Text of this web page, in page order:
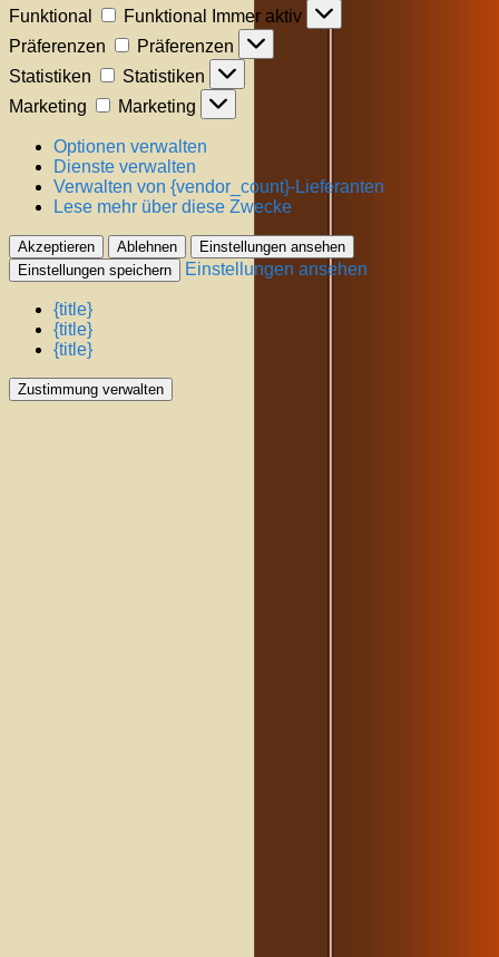
Funktional
Funktional
Immer aktiv
Präferenzen
Präferenzen
Statistiken
Statistiken
Marketing
Marketing
Optionen verwalten
Dienste verwalten
Verwalten von {vendor_count}-Lieferanten
Lese mehr über diese Zwecke
Akzeptieren Ablehnen
Einstellungen ansehen
Einstellungen speichern
Einstellungen ansehen
{title}
{title}
{title}
Zustimmung verwalten